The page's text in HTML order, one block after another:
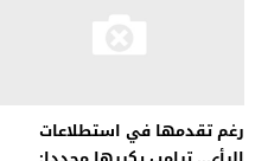
رغم تقدمها في استطلاعات